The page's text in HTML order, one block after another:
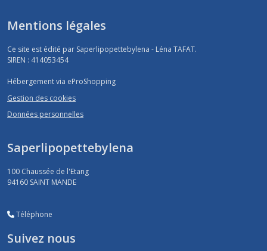
Mentions légales
Ce site est édité par Saperlipopettebylena - Léna TAFAT.
SIREN : 414053454
Hébergement via eProShopping
Gestion des cookies
Données personnelles
Saperlipopettebylena
100 Chaussée de l'Etang
94160 SAINT MANDE
Téléphone
Suivez nous